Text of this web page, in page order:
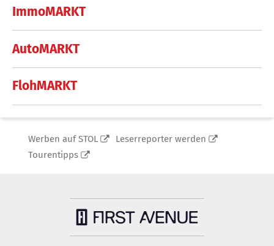
ImmoMARKT
AutoMARKT
FlohMARKT
Werben auf STOL
Leserreporter werden
Tourentipps